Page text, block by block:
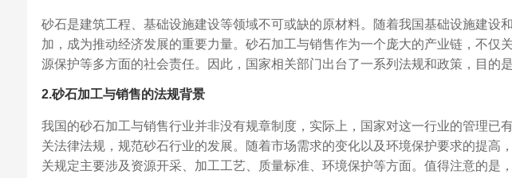
砂石是建筑工程、基础设施建设等领域不可或缺的原材料。随着我国基础设施建设
加，成为推动经济发展的重要力量。砂石加工与销售作为一个庞大的产业链，不仅
源保护等多方面的社会责任。因此，国家相关部门出台了一系列法规和政策，目的
2.砂石加工与销售的法规背景
我国的砂石加工与销售行业并非没有规章制度，实际上，国家对这一行业的管理已
关法律法规，规范砂石行业的发展。随着市场需求的变化以及环境保护要求的提高
关规定主要涉及资源开采、加工工艺、质量标准、环境保护等方面。值得注意的是